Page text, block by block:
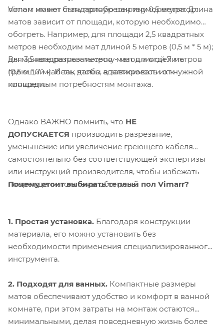
полом может быть приобретен терморегулятор.
Vimarr имеют стандартную ширину 0,5 метра. Длина
матов зависит от площади, которую необходимо
обогреть. Например, для площади 2,5 квадратных
метров необходим мат длиной 5 метров (0,5 м * 5 м);
для 3,5 квадратных метров - мат длиной 7 метров
(0,5 м * 7 м). И так далее, в зависимости от нужной
площади.
Вы можете разрезать сетку матов и отделить
греющий кабель, чтобы адаптировать их к
конкретным потребностям монтажа.
Однако ВАЖНО помнить, что НЕ
ДОПУСКАЕТСЯ производить разрезание,
уменьшение или увеличение греющего кабеля
самостоятельно без соответствующей экспертизы
или инструкций производителя, чтобы избежать
повреждения системы обогрева.
Почему стоит выбирать теплый пол Vimarr?
1. Простая установка. Благодаря конструкции
материала, его можно установить без
необходимости применения специализированного
инструмента.
2. Подходят для ванных. Компактные размеры
матов обеспечивают удобство и комфорт в ванной
комнате, при этом затраты на монтаж остаются
минимальными, делая повседневную жизнь более